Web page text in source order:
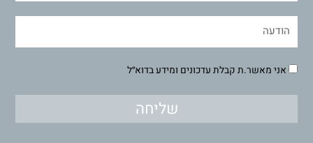
אני מאשר.ת קבלת עדכונים ומידע בדוא״ל
שליחה